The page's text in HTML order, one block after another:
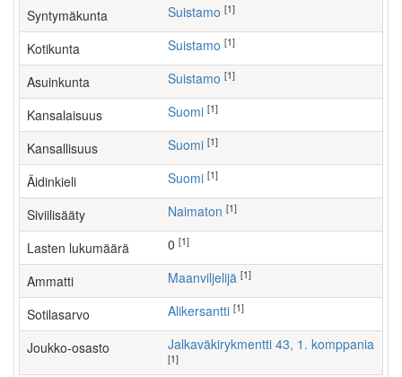
Syntymäkunta Suistamo [1]
Kotikunta Suistamo [1]
Asuinkunta Suistamo [1]
Kansalaisuus Suomi [1]
Kansallisuus Suomi [1]
Äidinkieli Suomi [1]
Siviilisääty Naimaton [1]
Lasten lukumäärä [1]
Ammatti maanviljelijä [1]
Sotilasarvo Alikersantti [1]
Joukko-osasto Jalkaväkirykmentti 43, 1. komppania
[1]